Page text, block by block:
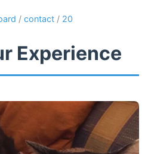
/ contact / 20
Experience